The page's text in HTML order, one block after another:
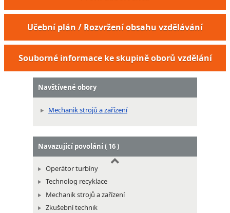
Učební plán / Rozvržení obsahu vzdělávání
Souborné informace ke skupině oborů vzdělání
Navštívené obory
Mechanik strojů a zařízení
Navazující povolání ( 16 )
Vedoucí důlní klimatizace
Strojník papírenského stroje
Strojník rozvlákňování
Strojvedoucí papírenského stroje
Operátor turbíny
Technolog recyklace
Mechanik strojů a zařízení
Zkušební technik